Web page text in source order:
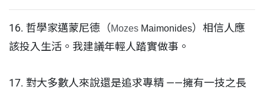
16. 哲學家邁蒙尼德（Mozes Maimonides）相信人應
該投入生活。我建議年輕人踏實做事。
17. 對大多數人來說還是追求專精 ——擁有一技之長